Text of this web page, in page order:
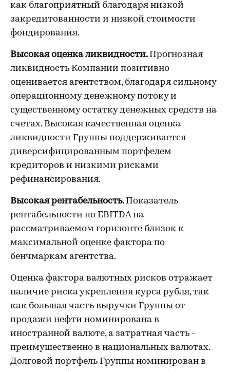
как благоприятный благодаря низкой
закредитованности и низкой стоимости
фондирования.
Высокая оценка ликвидности. Прогнозная
ликвидность Компании позитивно
оценивается агентством, благодаря сильному
операционному денежному потоку и
существенному остатку денежных средств на
счетах. Высокая качественная оценка
ликвидности Группы поддерживается
диверсифицированным портфелем
кредиторов и низкими рисками
рефинансирования.
Высокая рентабельность. Показатель
рентабельности по EBITDA на
рассматриваемом горизонте близок к
максимальной оценке фактора по
бенчмаркам агентства.
Оценка фактора валютных рисков отражает
наличие риска укрепления курса рубля, так
как большая часть выручки Группы от
продажи нефти номинирована в
иностранной валюте, а затратная часть -
преимущественно в национальных валютах.
Долговой портфель Группы номинирован в